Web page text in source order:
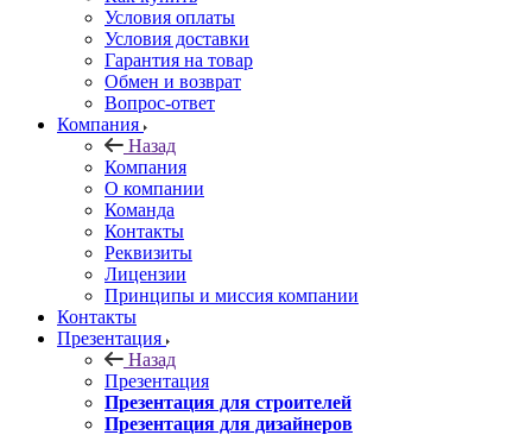
Условия оплаты
Условия доставки
Гарантия на товар
Обмен и возврат
Вопрос-ответ
Компания
Назад
Компания
О компании
Команда
Контакты
Реквизиты
Лицензии
Принципы и миссия компании
Контакты
Презентация
Назад
Презентация
Презентация для строителей
Презентация для дизайнеров